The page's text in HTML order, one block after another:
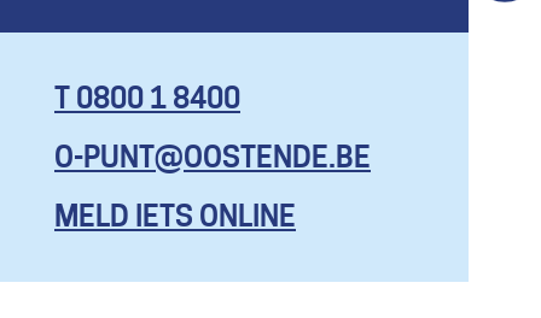
KOM HIER
MET AL JE
VRAGEN, EN
ZELFS OM
T 0800 1 8400
O-PUNT@OOSTENDE.BE
MELD IETS ONLINE